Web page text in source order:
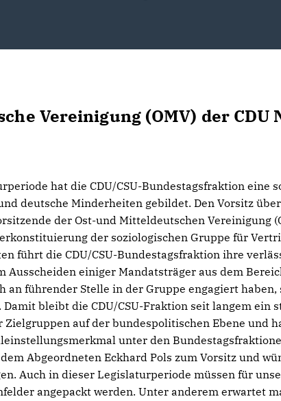
Vereinigung (OMV) der CDU
hat die CDU/CSU-Bundestagsfraktion eine
deutsche Minderheiten gebildet. Den Vorsitz
der Ost-und Mitteldeutschen Vereinigung
der soziologischen Gruppe für
führt die CDU/CSU-Bundestagsfraktion ihre
Ausscheiden einiger Mandatsträger aus dem
an führender Stelle in der Gruppe engagiert haben,
bleibt die CDU/CSU-Fraktion seit langem ein
auf der bundespolitischen Ebene und
unter den
Abgeordneten Eckhard Pols zum Vorsitz und
Auch in dieser Legislaturperiode müssen für
angepackt werden. Unter anderem erwartet